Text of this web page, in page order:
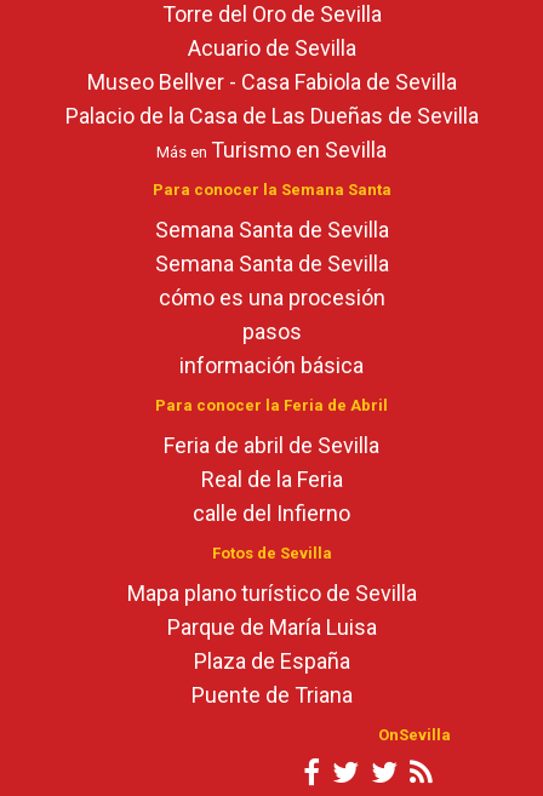
Torre del Oro de Sevilla
Acuario de Sevilla
Museo Bellver - Casa Fabiola de Sevilla
Palacio de la Casa de Las Dueñas de Sevilla
Más en Turismo en Sevilla
Para conocer la Semana Santa
Semana Santa de Sevilla
Semana Santa de Sevilla
cómo es una procesión
pasos
información básica
Para conocer la Feria de Abril
Feria de abril de Sevilla
Real de la Feria
calle del Infierno
Fotos de Sevilla
Mapa plano turístico de Sevilla
Parque de María Luisa
Plaza de España
Puente de Triana
OnSevilla